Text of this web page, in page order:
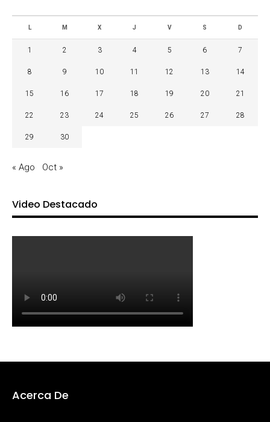
L M X J V S D
1 2 3 4 5 6 7
8 9 10 11 12 13 14
15 16 17 18 19 20 21
22 23 24 25 26 27 28
29 30
« Ago Oct »
Video Destacado
Acerca De